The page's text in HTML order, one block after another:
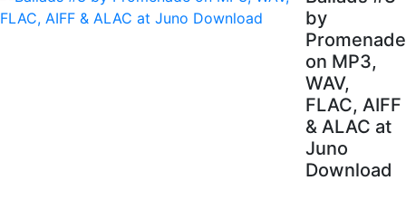
by
Promenade
on MP3,
WAV,
FLAC, AIFF
& ALAC at
Juno
Download